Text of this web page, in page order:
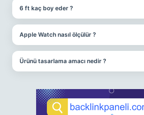
6 ft kaç boy eder ?
Apple Watch nasıl ölçülür ?
Ürünü tasarlama amacı nedir ?